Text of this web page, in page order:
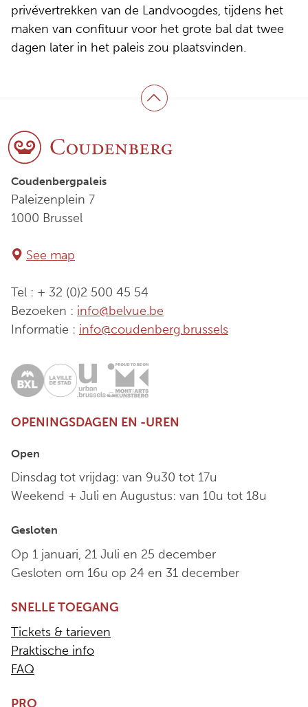
privévertrekken van de Landvoogdes, tijdens het
maken van confituur voor het grote bal dat twee
dagen later in het paleis zou plaatsvinden.
Terug naar boven
Coudenbergpaleis
Paleizenplein 7
1000 Brussel
See map
Tel : + 32 (0)2 500 45 54
Bezoeken : info@belvue.be
Informatie : info@coudenberg.brussels
OPENINGSDAGEN EN -UREN
Open
Dinsdag tot vrijdag: van 9u30 tot 17u
Weekend + Juli en Augustus: van 10u tot 18u
Gesloten
Op 1 januari, 21 Juli en 25 december
Gesloten om 16u op 24 en 31 december
SNELLE TOEGANG
Tickets & tarieven
Praktische info
FAQ
PRO